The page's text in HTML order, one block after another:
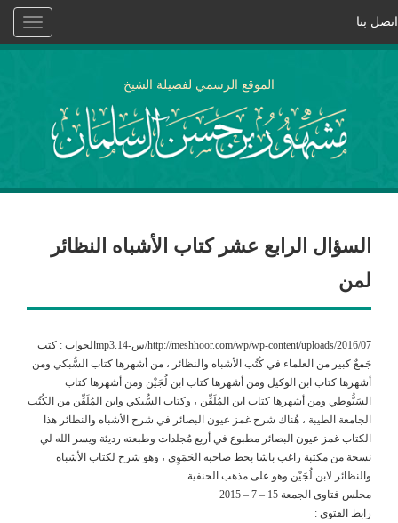
Toggle
اتصل بنا
الموقع الرسمي لفضيلة الشيخ
السؤال الرابع عشر كتاب الأشباه النظائر
لمن
http://meshhoor.com/wp/wp-content/uploads/2016/07/س-14.mp3الجواب : كتب
جَمعٌ كبير من العلماء في كُتُب الأشباه والنظائر ، من أشهرها كتاب السُّبكي ومن
أشهرها كتاب ابن الوكيل ومن أشهرها كتاب ابن لُجَيْن ومن أشهرها كتاب
السَيُّوطي ومن أشهرها كتاب ابن المُلَقِّن ، وكتاب السُّبكي وابن المُلَقِّن من الكُتُب
الجامعة الطيبة ، هُناك شرح غمز عيون البصائر في شرح الأشباه والنظائر هذا
الكتاب غمز عيون البصائر مطبوع في أربع مُجلدات وطبعته رديئة ويسر الله لي
نسخة من مكتبة راغب باشا بخط صاحبه الحَمَوِي ، وهو شرح لكتاب الأشباه
والنظائر لابن لُجَيْن وهو على مذهب الحنفية .
مجلس فتاوى الجمعة 15 – 7 – 2015
رابط الفتوى :